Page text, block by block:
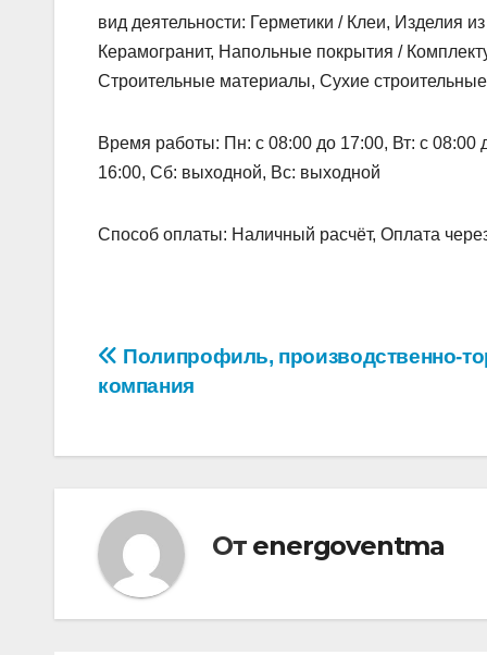
вид деятельности: Герметики / Клеи, Изделия
Керамогранит, Напольные покрытия /
Строительные материалы, Сухие
Время работы: Пн: с 08:00 до 17:00, Вт: с 08:00
16:00, Сб: выходной, Вс: выходной
Способ оплаты: Наличный расчёт, Оплата
Навигация
записям
Полипрофиль, производственно-
компания
От energoventma